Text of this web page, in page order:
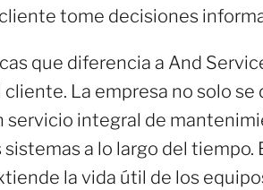
tome decisiones
que diferencia a And
La empresa no solo
servicio integral de
a lo largo del tiempo.
la vida útil de los